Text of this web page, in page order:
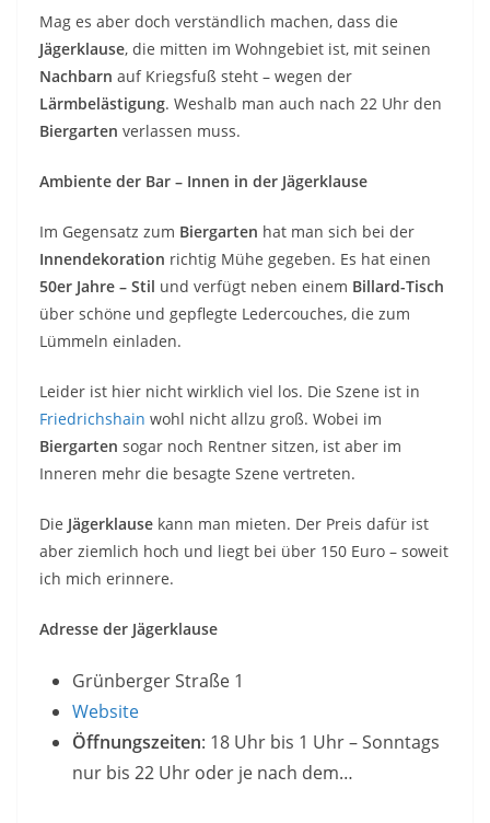
Mag es aber doch verständlich machen, dass die
Jägerklause, die mitten im Wohngebiet ist, mit seinen
Nachbarn auf Kriegsfuß steht – wegen der
Lärmbelästigung. Weshalb man auch nach 22 Uhr den
Biergarten verlassen muss.
Ambiente der Bar – Innen in der Jägerklause
Im Gegensatz zum Biergarten hat man sich bei der
Innendekoration richtig Mühe gegeben. Es hat einen
50er Jahre – Stil und verfügt neben einem Billard-Tisch
über schöne und gepflegte Ledercouches, die zum
Lümmeln einladen.
Leider ist hier nicht wirklich viel los. Die Szene ist in
Friedrichshain wohl nicht allzu groß. Wobei im
Biergarten sogar noch Rentner sitzen, ist aber im
Inneren mehr die besagte Szene vertreten.
Die Jägerklause kann man mieten. Der Preis dafür ist
aber ziemlich hoch und liegt bei über 150 Euro – soweit
ich mich erinnere.
Adresse der Jägerklause
Grünberger Straße 1
Website
Öffnungszeiten: 18 Uhr bis 1 Uhr – Sonntags
nur bis 22 Uhr oder je nach dem…